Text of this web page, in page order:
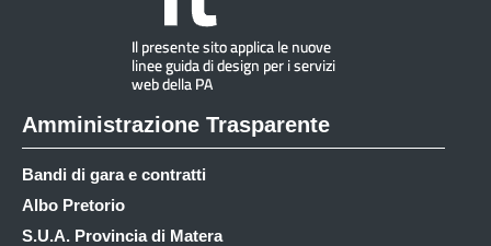
Amministrazione Trasparente
Bandi di gara e contratti
Albo Pretorio
S.U.A. Provincia di Matera